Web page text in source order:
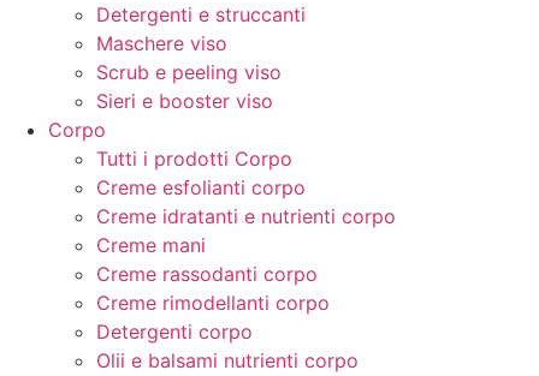
Detergenti e struccanti
Maschere viso
Scrub e peeling viso
Sieri e booster viso
Corpo
Tutti i prodotti Corpo
Creme esfolianti corpo
Creme idratanti e nutrienti corpo
Creme mani
Creme rassodanti corpo
Creme rimodellanti corpo
Detergenti corpo
Olii e balsami nutrienti corpo